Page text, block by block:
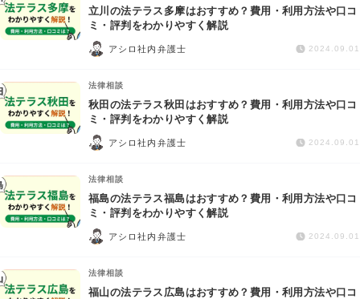
立川の法テラス多摩はおすすめ？費用・利用方法や口コ
ミ・評判をわかりやすく解説
アシロ社内弁護士 2024.09.01
法律相談
秋田の法テラス秋田はおすすめ？費用・利用方法や口コ
ミ・評判をわかりやすく解説
アシロ社内弁護士 2024.09.01
法律相談
福島の法テラス福島はおすすめ？費用・利用方法や口コ
ミ・評判をわかりやすく解説
アシロ社内弁護士 2024.09.01
法律相談
福山の法テラス広島はおすすめ？費用・利用方法や口コ